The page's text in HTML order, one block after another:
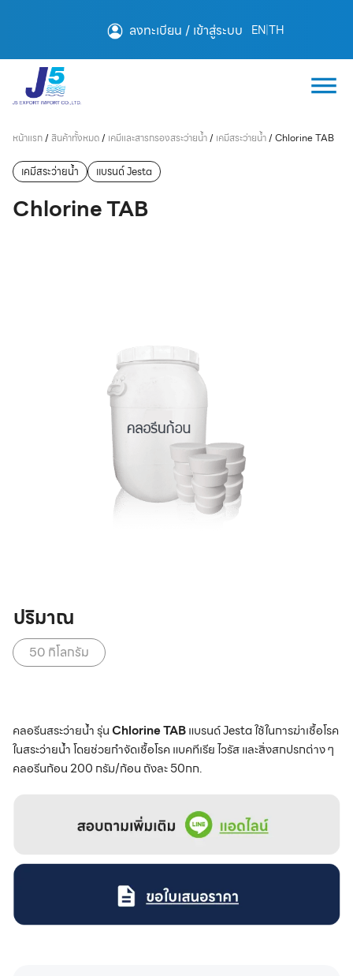
ลงทะเบียน / เข้าสู่ระบบ EN|TH
หน้าแรก/ สินค้าทั้งหมด/ เคมีและสารกรองสระว่ายน้ำ/ เคมีสระว่ายน้ำ/ Chlorine TAB
เคมีสระว่ายน้ำ แบรนด์ Jesta
Chlorine TAB
ปริมาณ
50 กิโลกรัม
คลอรีนสระว่ายน้ำ รุ่นChlorine TABแบรนด์ Jesta ใช้ในการฆ่าเชื้อโรค
ในสระว่ายน้ำ โดยช่วยกำจัดเชื้อโรค แบคทีเรีย ไวรัส และสิ่งสกปรกต่าง ๆ
คลอรีนก้อน 200 กรัม/ก้อน ถังละ 50กก.